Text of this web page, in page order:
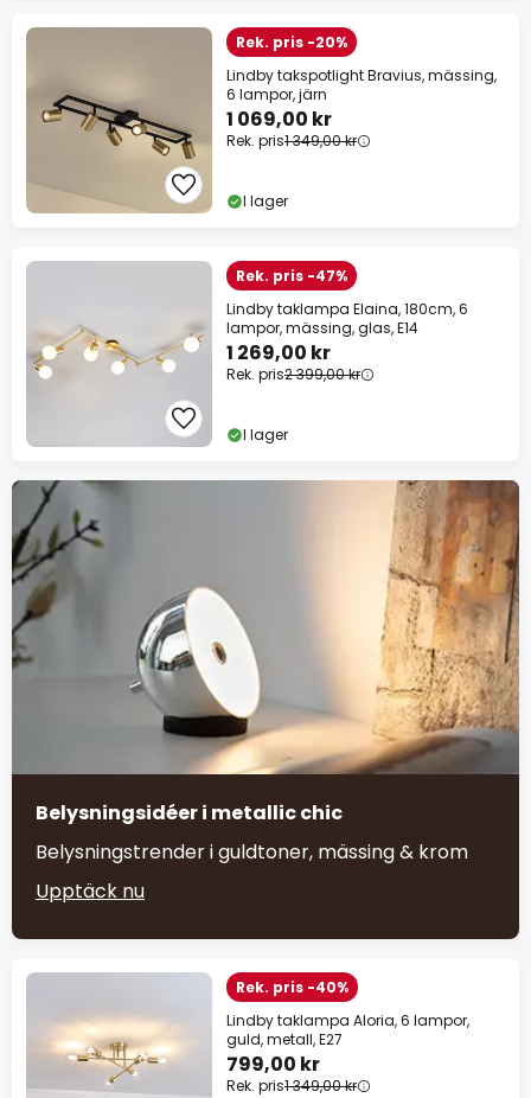
Rek. pris -20%
Lindby takspotlight Bravius, mässing,
6 lampor, järn
1 069,00 kr
Rek. pris1 349,00 kr
I lager
Rek. pris -47%
Lindby taklampa Elaina, 180cm, 6
lampor, mässing, glas, E14
1 269,00 kr
Rek. pris2 399,00 kr
I lager
Belysningsidéer i metallic chic
Belysningstrender i guldtoner, mässing & krom
Upptäck nu
Rek. pris -40%
Lindby taklampa Aloria, 6 lampor,
guld, metall, E27
799,00 kr
Rek. pris1 349,00 kr